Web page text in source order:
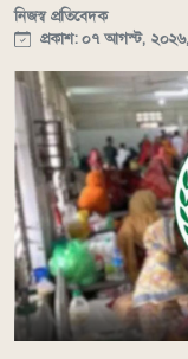
নিজস্ব প্রতিবেদক
প্রকাশ: ০৭ আগস্ট,